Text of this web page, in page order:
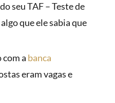
seu TAF – Teste de
que ele sabia que
a banca
eram vagas e